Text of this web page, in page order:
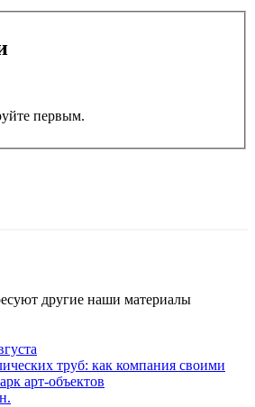
первым.
другие наши материалы
труб: как компания своими
арт-объектов